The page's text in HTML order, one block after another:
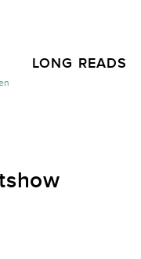
LONG READS